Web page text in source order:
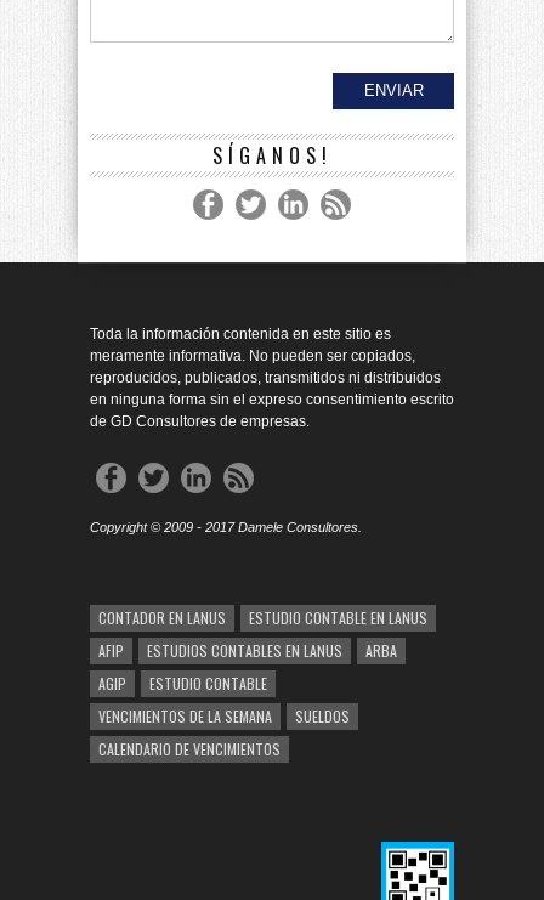
SÍGANOS!
Toda la información contenida en este sitio es
meramente informativa. No pueden ser copiados,
reproducidos, publicados, transmitidos ni distribuidos
en ninguna forma sin el expreso consentimiento escrito
de GD Consultores de empresas.
Copyright © 2009 - 2017 Damele Consultores.
CONTADOR EN LANUS
ESTUDIO CONTABLE EN LANUS
AFIP
ESTUDIOS CONTABLES EN LANUS
ARBA
AGIP
ESTUDIO CONTABLE
VENCIMIENTOS DE LA SEMANA
SUELDOS
CALENDARIO DE VENCIMIENTOS